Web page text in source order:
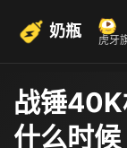
奶瓶 虎牙
战锤
什么时